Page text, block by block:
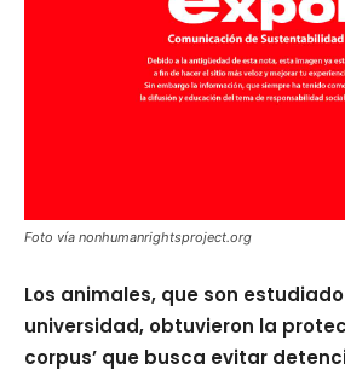
Foto vía nonhumanrightsproject.org
Los animales, que son
universidad, obtuvieron la
corpus’ que busca evitar